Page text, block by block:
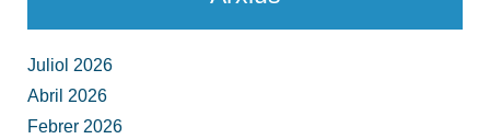
Juliol 2026
Abril 2026
Febrer 2026